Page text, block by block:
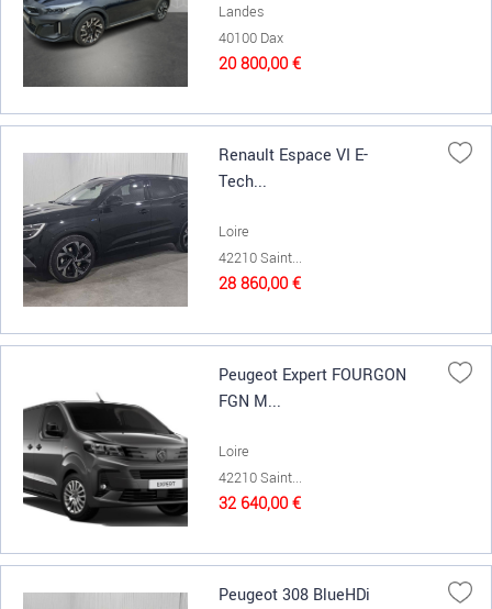
Landes
40100 Dax
20 800,00 €
Renault Espace VI E-
Tech...
Loire
42210 Saint...
28 860,00 €
Peugeot Expert FOURGON
FGN M...
Loire
42210 Saint...
32 640,00 €
Peugeot 308 BlueHDi